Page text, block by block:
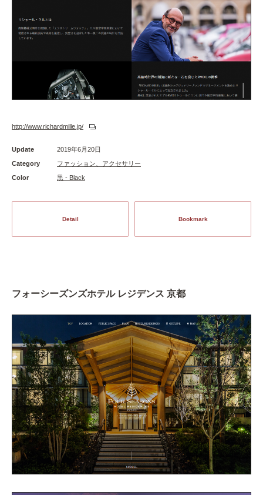
http://www.richardmille.jp/
Update
2019年6月20日
Category
ファッション、アクセサリー
Color
黒 - Black
Detail Bookmark
フォーシーズンズホテル レジデンス 京都